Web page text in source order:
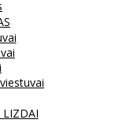
LIZDAI